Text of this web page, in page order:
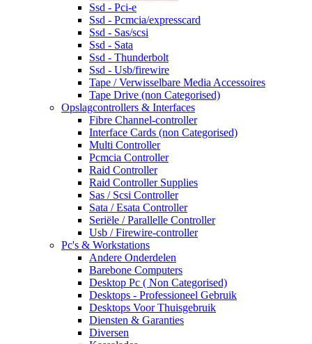
Ssd - Pci-e
Ssd - Pcmcia/expresscard
Ssd - Sas/scsi
Ssd - Sata
Ssd - Thunderbolt
Ssd - Usb/firewire
Tape / Verwisselbare Media Accessoires
Tape Drive (non Categorised)
Opslagcontrollers & Interfaces
Fibre Channel-controller
Interface Cards (non Categorised)
Multi Controller
Pcmcia Controller
Raid Controller
Raid Controller Supplies
Sas / Scsi Controller
Sata / Esata Controller
Seriële / Parallelle Controller
Usb / Firewire-controller
Pc's & Workstations
Andere Onderdelen
Barebone Computers
Desktop Pc ( Non Categorised)
Desktops - Professioneel Gebruik
Desktops Voor Thuisgebruik
Diensten & Garanties
Diversen